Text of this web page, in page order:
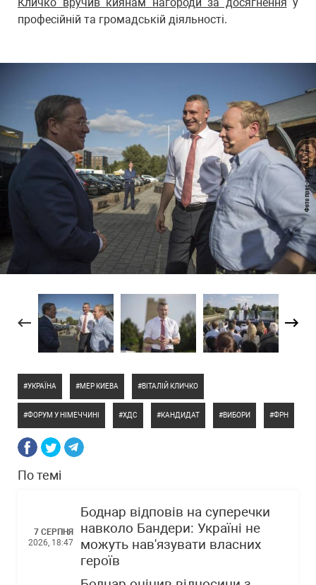
професійній та громадській діяльності.
УКРАЇНА МЕР КИЕВА ВІТАЛІЙ КЛИЧКО
ФОРУМ У НІМЕЧЧИНІ ХДС КАНДИДАТ ВИБОРИ ФРН
По темі
7 СЕРПНЯ
2026, 18:47
Боднар відповів на суперечки
навколо Бандери: Україні не
можуть нав'язувати власних
героїв